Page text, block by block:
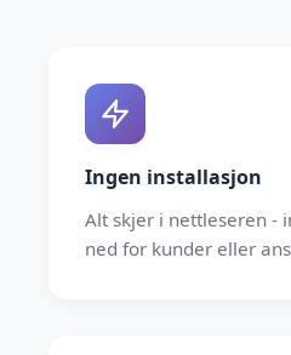
Ingen installasjon
Alt skjer i nettleseren -
ned for kunder eller